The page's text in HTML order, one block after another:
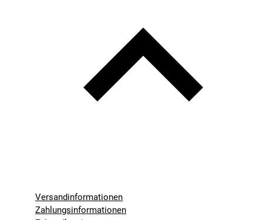
Versandinformationen
Zahlungsinformationen